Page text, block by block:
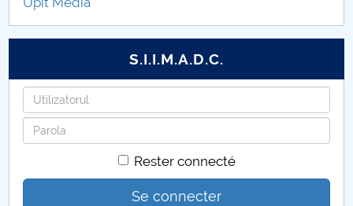
TEZE DE DOCTORAT
FORMULARE UTILE
S.I.I.M.A.D.C.
Identifiant
Mot
de
Rester connecté
Se connecter